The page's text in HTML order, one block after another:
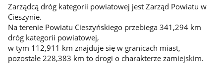
Zarządcą dróg kategorii powiatowej jest Zarząd Powiatu w
Cieszynie.
Na terenie Powiatu Cieszyńskiego przebiega 341,294 km
dróg kategorii powiatowej,
w tym 112,911 km znajduje się w granicach miast,
pozostałe 228,383 km to drogi o charakterze zamiejskim.